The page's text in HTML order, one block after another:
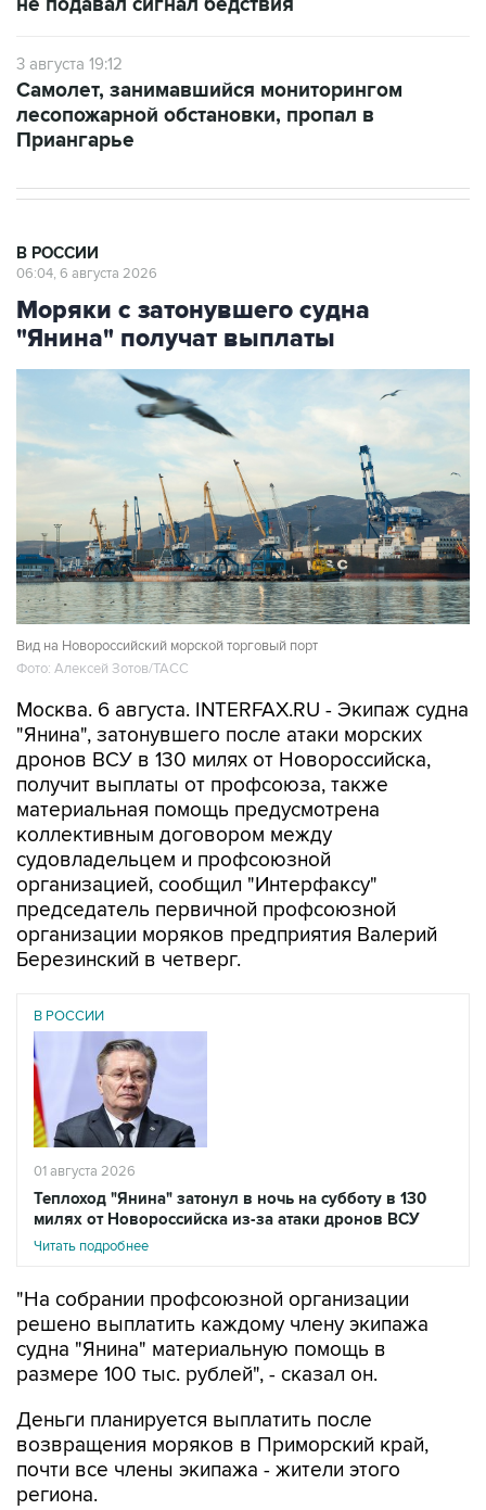
не подавал сигнал бедствия
3 августа 19:12
Самолет, занимавшийся мониторингом
лесопожарной обстановки, пропал в
Приангарье
В РОССИИ
06:04, 6 августа 2026
Моряки с затонувшего судна
"Янина" получат выплаты
Вид на Новороссийский морской торговый порт
Фото: Алексей Зотов/ТАСС
Москва. 6 августа. INTERFAX.RU - Экипаж судна
"Янина", затонувшего после атаки морских
дронов ВСУ в 130 милях от Новороссийска,
получит выплаты от профсоюза, также
материальная помощь предусмотрена
коллективным договором между
судовладельцем и профсоюзной
организацией, сообщил "Интерфаксу"
председатель первичной профсоюзной
организации моряков предприятия Валерий
Березинский в четверг.
В РОССИИ
01 августа 2026
Теплоход "Янина" затонул в ночь на субботу в 130
милях от Новороссийска из-за атаки дронов ВСУ
Читать подробнее
"На собрании профсоюзной организации
решено выплатить каждому члену экипажа
судна "Янина" материальную помощь в
размере 100 тыс. рублей", - сказал он.
Деньги планируется выплатить после
возвращения моряков в Приморский край,
почти все члены экипажа - жители этого
региона.